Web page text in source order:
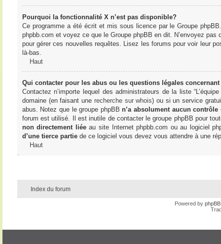
Pourquoi la fonctionnalité X n’est pas disponible?
Ce programme a été écrit et mis sous licence par le Groupe
phpbb.com et voyez ce que le Groupe phpBB en dit. N’envoyez
pour gérer ces nouvelles requêtes. Lisez les forums pour voir leur
là-bas.
Haut
Qui contacter pour les abus ou les questions légales
Contactez n’importe lequel des administrateurs de la liste
domaine (en faisant une recherche sur whois) ou si un service
abus. Notez que le groupe phpBB n’a absolument aucun contrôle
forum est utilisé. Il est inutile de contacter le groupe phpBB pour
non directement liéeau site Internet phpbb.com ou au logiciel
d’une tierce partiede ce logiciel vous devez vous attendre à une
Haut
Index du forum
Powered by phpBB